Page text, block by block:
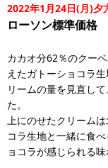
2022年1月24日(月)夕
ローソン標準価格
カカオ分62％のクー
えたガトーショコラ
リームの量を見直し
た。
上にのせたクリーム
コラ生地と一緒に食
ョコラが感じられる味